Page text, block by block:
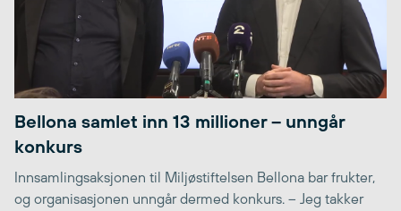
Bellona samlet inn 13 millioner – unngår
konkurs
Innsamlingsaksjonen til Miljøstiftelsen Bellona bar frukter,
og organisasjonen unngår dermed konkurs. – Jeg takker